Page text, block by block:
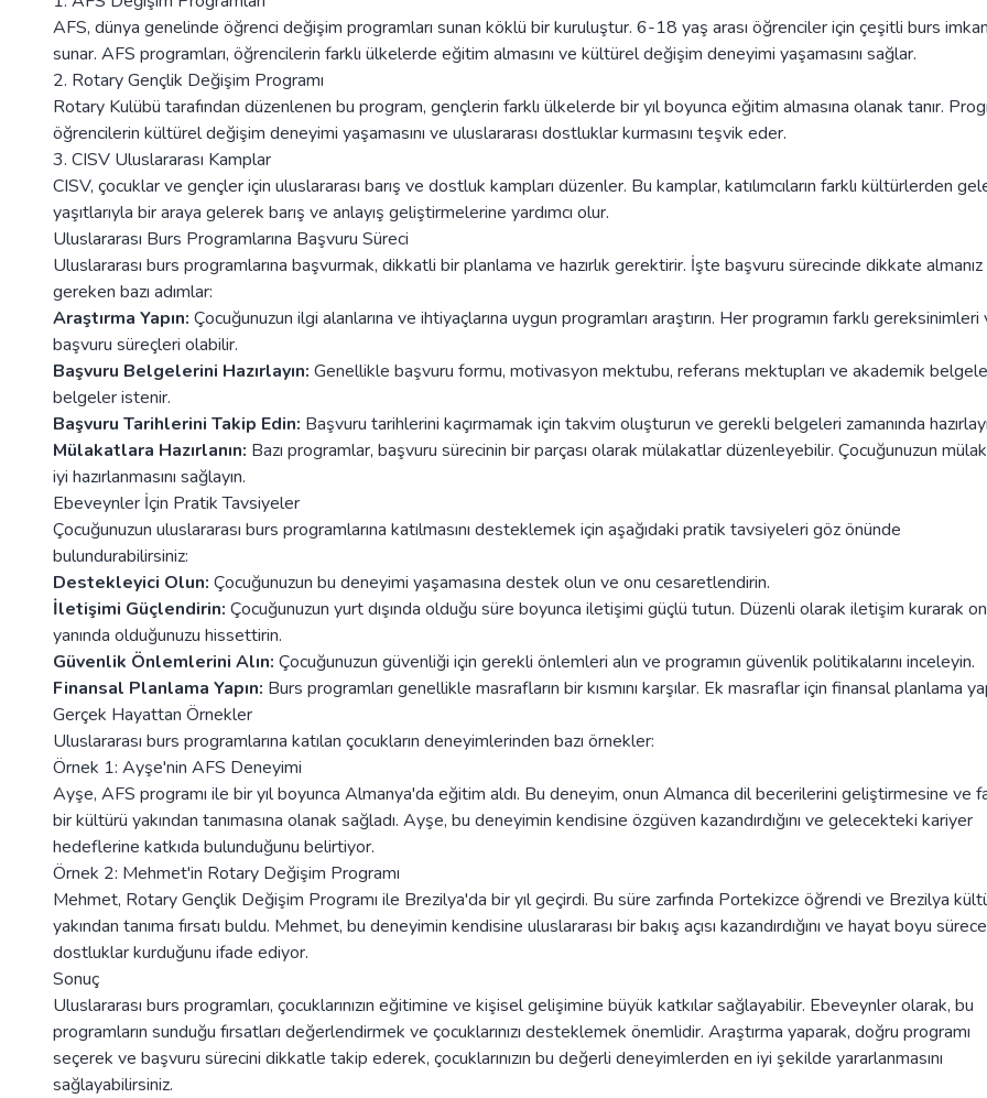
AFS, dünya genelinde öğrenci değişim programları sunan köklü bir kuruluştur. 6-18 yaş arası öğrenciler için çeşitli burs
sunar. AFS programları, öğrencilerin farklı ülkelerde eğitim almasını ve kültürel değişim deneyimi yaşamasını sağlar.
2. Rotary Gençlik Değişim Programı
Rotary Kulübü tarafından düzenlenen bu program, gençlerin farklı ülkelerde bir yıl boyunca eğitim almasına olanak tanır.
öğrencilerin kültürel değişim deneyimi yaşamasını ve uluslararası dostluklar kurmasını teşvik eder.
3. CISV Uluslararası Kamplar
CISV, çocuklar ve gençler için uluslararası barış ve dostluk kampları düzenler. Bu kamplar, katılımcıların farklı kültürlerden
yaşıtlarıyla bir araya gelerek barış ve anlayış geliştirmelerine yardımcı olur.
Uluslararası Burs Programlarına Başvuru Süreci
Uluslararası burs programlarına başvurmak, dikkatli bir planlama ve hazırlık gerektirir. İşte başvuru sürecinde dikkate almanız
gereken bazı adımlar:
Araştırma Yapın: Çocuğunuzun ilgi alanlarına ve ihtiyaçlarına uygun programları araştırın. Her programın farklı gereksinimleri
başvuru süreçleri olabilir.
Başvuru Belgelerini Hazırlayın: Genellikle başvuru formu, motivasyon mektubu, referans mektupları ve akademik
belgeler istenir.
Başvuru Tarihlerini Takip Edin: Başvuru tarihlerini kaçırmamak için takvim oluşturun ve gerekli belgeleri zamanında
Mülakatlara Hazırlanın: Bazı programlar, başvuru sürecinin bir parçası olarak mülakatlar düzenleyebilir. Çocuğunuzun
iyi hazırlanmasını sağlayın.
Ebeveynler İçin Pratik Tavsiyeler
Çocuğunuzun uluslararası burs programlarına katılmasını desteklemek için aşağıdaki pratik tavsiyeleri göz önünde
bulundurabilirsiniz:
Destekleyici Olun: Çocuğunuzun bu deneyimi yaşamasına destek olun ve onu cesaretlendirin.
İletişimi Güçlendirin: Çocuğunuzun yurt dışında olduğu süre boyunca iletişimi güçlü tutun. Düzenli olarak iletişim kurarak
yanında olduğunuzu hissettirin.
Güvenlik Önlemlerini Alın: Çocuğunuzun güvenliği için gerekli önlemleri alın ve programın güvenlik politikalarını inceleyin.
Finansal Planlama Yapın: Burs programları genellikle masrafların bir kısmını karşılar. Ek masraflar için finansal planlama
Gerçek Hayattan Örnekler
Uluslararası burs programlarına katılan çocukların deneyimlerinden bazı örnekler:
Örnek 1: Ayşe'nin AFS Deneyimi
Ayşe, AFS programı ile bir yıl boyunca Almanya'da eğitim aldı. Bu deneyim, onun Almanca dil becerilerini geliştirmesine ve
bir kültürü yakından tanımasına olanak sağladı. Ayşe, bu deneyimin kendisine özgüven kazandırdığını ve gelecekteki kariyer
hedeflerine katkıda bulunduğunu belirtiyor.
Örnek 2: Mehmet'in Rotary Değişim Programı
Mehmet, Rotary Gençlik Değişim Programı ile Brezilya'da bir yıl geçirdi. Bu süre zarfında Portekizce öğrendi ve Brezilya
yakından tanıma fırsatı buldu. Mehmet, bu deneyimin kendisine uluslararası bir bakış açısı kazandırdığını ve hayat boyu
dostluklar kurduğunu ifade ediyor.
Sonuç
Uluslararası burs programları, çocuklarınızın eğitimine ve kişisel gelişimine büyük katkılar sağlayabilir. Ebeveynler olarak, bu
programların sunduğu fırsatları değerlendirmek ve çocuklarınızı desteklemek önemlidir. Araştırma yaparak, doğru programı
seçerek ve başvuru sürecini dikkatle takip ederek, çocuklarınızın bu değerli deneyimlerden en iyi şekilde yararlanmasını
sağlayabilirsiniz.